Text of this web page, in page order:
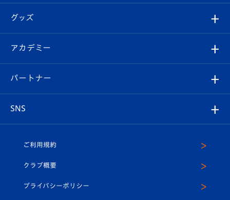
チケット
イベント
メディア
ホームタウン
スタッフプロフィール
マスコット紹介
はじめての観戦ガイド
Revive Team
ヴィヴィくんの長崎おもてなしガイド
フォトギャラリー
スタジアムグルメ
チケット
V-LOVERS（ファンクラブ）
プレイヤーズスイート
グッズ
オンラインショップ
店舗情報
アカデミー
育成からのお知らせ
U-18
パートナー
SNS
ヴィヴィくんインスタグラム
公式LINE＠
ご利用規約
クラブ概要
プライバシーポリシー